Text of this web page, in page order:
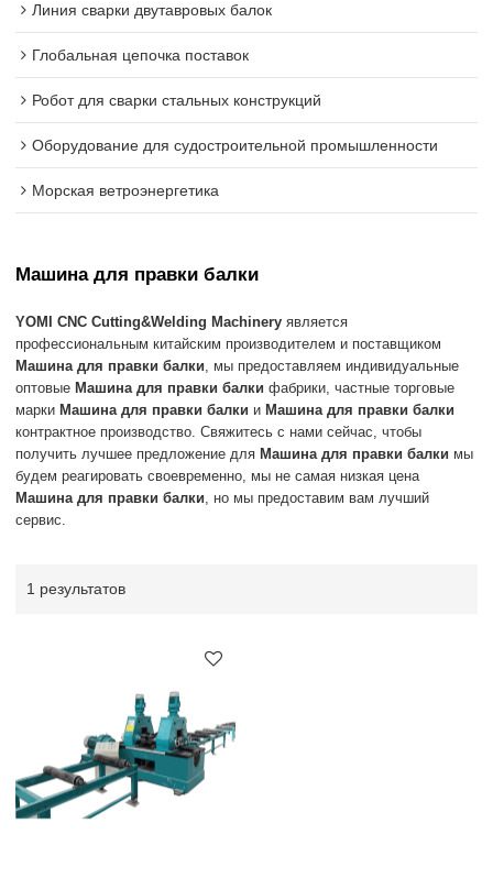
Линия сварки двутавровых балок
Глобальная цепочка поставок
Робот для сварки стальных конструкций
Оборудование для судостроительной промышленности
Морская ветроэнергетика
Машина для правки балки
YOMI CNC Cutting&Welding Machinery является
профессиональным китайским производителем и поставщиком
Машина для правки балки , мы предоставляем индивидуальные
оптовые Машина для правки балки фабрики, частные торговые
марки Машина для правки балки и Машина для правки балки
контрактное производство. Свяжитесь с нами сейчас, чтобы
получить лучшее предложение для Машина для правки балки мы
будем реагировать своевременно, мы не самая низкая цена
Машина для правки балки , но мы предоставим вам лучший
сервис.
1 результатов